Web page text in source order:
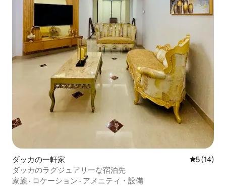
ダッカの一軒家 レビュー
5 (14)
ダッカのラグジュアリーな宿泊先
家族 · ロケーション · アメニティ・設備